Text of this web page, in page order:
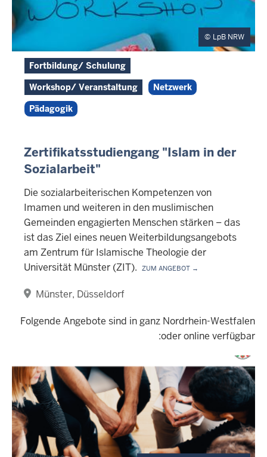
LpB NRW
Fortbildung/ Schulung
Workshop/ Veranstaltung
Netzwerk
Pädagogik
Zertifikatsstudiengang "Islam in der
Sozialarbeit"
Die sozialarbeiterischen Kompetenzen von
Imamen und weiteren in den muslimischen
Gemeinden engagierten Menschen stärken – das
ist das Ziel eines neuen Weiterbildungsangebots
am Zentrum für Islamische Theologie der
Universität Münster (ZIT). Zum Angebot →
Münster Düsseldorf
Folgende Angebote sind in ganz Nordrhein-Westfalen
oder online verfügbar: